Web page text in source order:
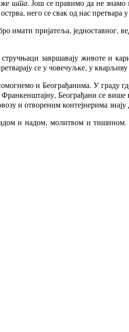
шта. Још се правимо да не знамо
него се свак од нас претвара у
имати пријатеља, једноставног,
завршавају животе и
се у човечуљке, у
и Београђанима. У граду
Београђани се
и отвореним контејнерима знају
и надом, молитвом и тишином.